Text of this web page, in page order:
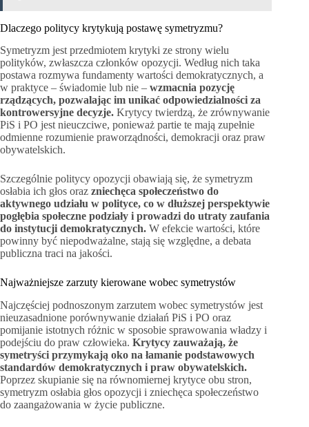
Dlaczego politycy krytykują postawę symetryzmu?
Symetryzm jest przedmiotem krytyki ze strony wielu
polityków, zwłaszcza członków opozycji. Według nich taka
postawa rozmywa fundamenty wartości demokratycznych, a
w praktyce – świadomie lub nie – wzmacnia pozycję
rządzących, pozwalając im unikać odpowiedzialności za
kontrowersyjne decyzje. Krytycy twierdzą, że zrównywanie
PiS i PO jest nieuczciwe, ponieważ partie te mają zupełnie
odmienne rozumienie praworządności, demokracji oraz praw
obywatelskich.
Szczególnie politycy opozycji obawiają się, że symetryzm
osłabia ich głos oraz zniechęca społeczeństwo do
aktywnego udziału w polityce, co w dłuższej perspektywie
pogłębia społeczne podziały i prowadzi do utraty zaufania
do instytucji demokratycznych. W efekcie wartości, które
powinny być niepodważalne, stają się względne, a debata
publiczna traci na jakości.
Najważniejsze zarzuty kierowane wobec symetrystów
Najczęściej podnoszonym zarzutem wobec symetrystów jest
nieuzasadnione porównywanie działań PiS i PO oraz
pomijanie istotnych różnic w sposobie sprawowania władzy i
podejściu do praw człowieka. Krytycy zauważają, że
symetryści przymykają oko na łamanie podstawowych
standardów demokratycznych i praw obywatelskich.
Poprzez skupianie się na równomiernej krytyce obu stron,
symetryzm osłabia głos opozycji i zniechęca społeczeństwo
do zaangażowania w życie publiczne.